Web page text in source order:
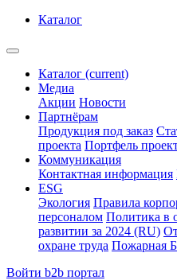
Каталог
Каталог (current)
Медиа
Акции Новости
Партнёрам
Продукция под заказ
проекта Портфель
Коммуникация
Контактная информация
ESG
Экология Правила
персоналом Политика в
развитии за 2024 (RU)
охране труда Пожарная
Войти b2b портал